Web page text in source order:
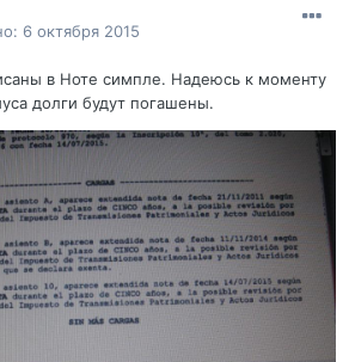
6 октября 2015
в Ноте симпле. Надеюсь к моменту
долги будут погашены.